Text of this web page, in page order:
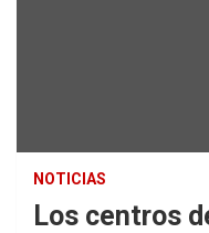
NOTICIAS
Los centros